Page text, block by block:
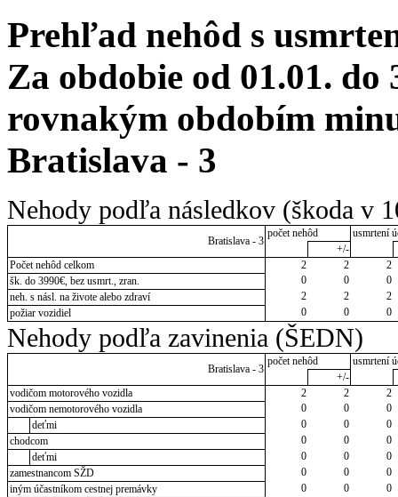
Prehľad nehôd s
Za obdobie od 01.01. do
rovnakým obdobím
Bratislava - 3
Nehody podľa následkov (škoda v
Bratislava - 3
počet nehôd
usmrtení
+/-
Počet nehôd celkom
2 2
2
šk. do 3990€, bez usmrt., zran.
0 0
0
neh. s násl. na živote alebo zdraví
2 2
2
požiar vozidiel
0 0 0
Nehody podľa zavinenia (ŠEDN)
Bratislava - 3
počet nehôd
usmrtení
+/-
vodičom motorového vozidla
2 2
2
vodičom nemotorového vozidla
0 0
0
deťmi
0 0
0
chodcom
0 0
0
deťmi
0 0
0
zamestnancom SŽD
0 0
0
iným účastníkom cestnej premávky
0 0
0